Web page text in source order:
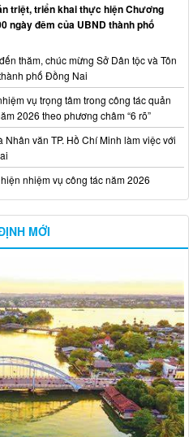
triệt, triển khai thực hiện Chương
ngày đêm của UBND thành phố
thăm, chúc mừng Sở Dân tộc và Tôn
phố Đồng Nai
vụ trọng tâm trong công tác quản
2026 theo phương châm “6 rõ”
văn TP. Hồ Chí Minh làm việc với
nhiệm vụ công tác năm 2026
MỚI